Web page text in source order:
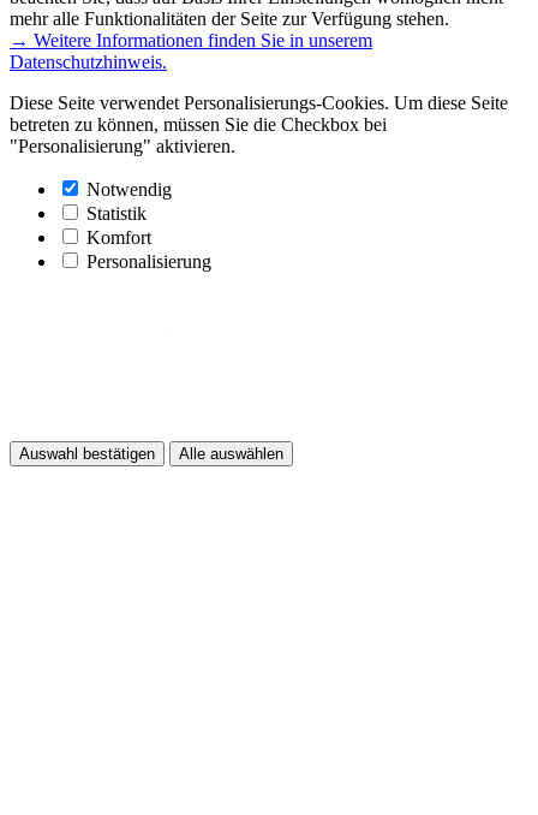
mehr alle Funktionalitäten der Seite zur Verfügung stehen.
→ Weitere Informationen finden Sie in unserem
Datenschutzhinweis.
Diese Seite verwendet Personalisierungs-Cookies. Um diese Seite
betreten zu können, müssen Sie die Checkbox bei
"Personalisierung" aktivieren.
Notwendig
Statistik
Komfort
Personalisierung
Auswahl bestätigen Alle auswählen